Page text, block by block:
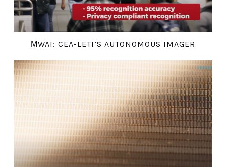
ΜWAI: CEA-LETI’S AUTONOMOUS IMAGER